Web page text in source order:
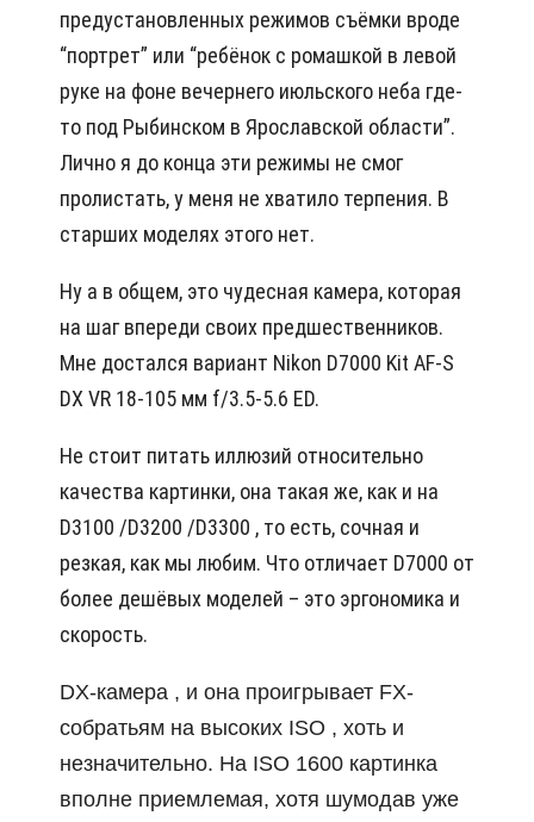
предустановленных режимов съёмки вроде
“портрет” или “ребёнок с ромашкой в левой
руке на фоне вечернего июльского неба где-
то под Рыбинском в Ярославской области”.
Лично я до конца эти режимы не смог
пролистать, у меня не хватило терпения. В
старших моделях этого нет.
Ну а в общем, это чудесная камера, которая
на шаг впереди своих предшественников.
Мне достался вариант Nikon D7000 Kit AF-S
DX VR 18-105 мм f/3.5-5.6 ED.
Не стоит питать иллюзий относительно
качества картинки, она такая же, как и на
D3100 /D3200 /D3300 , то есть, сочная и
резкая, как мы любим. Что отличает D7000 от
более дешёвых моделей – это эргономика и
скорость.
DX-камера , и она проигрывает FX-
собратьям на высоких ISO , хоть и
незначительно. На ISO 1600 картинка
вполне приемлемая, хотя шумодав уже